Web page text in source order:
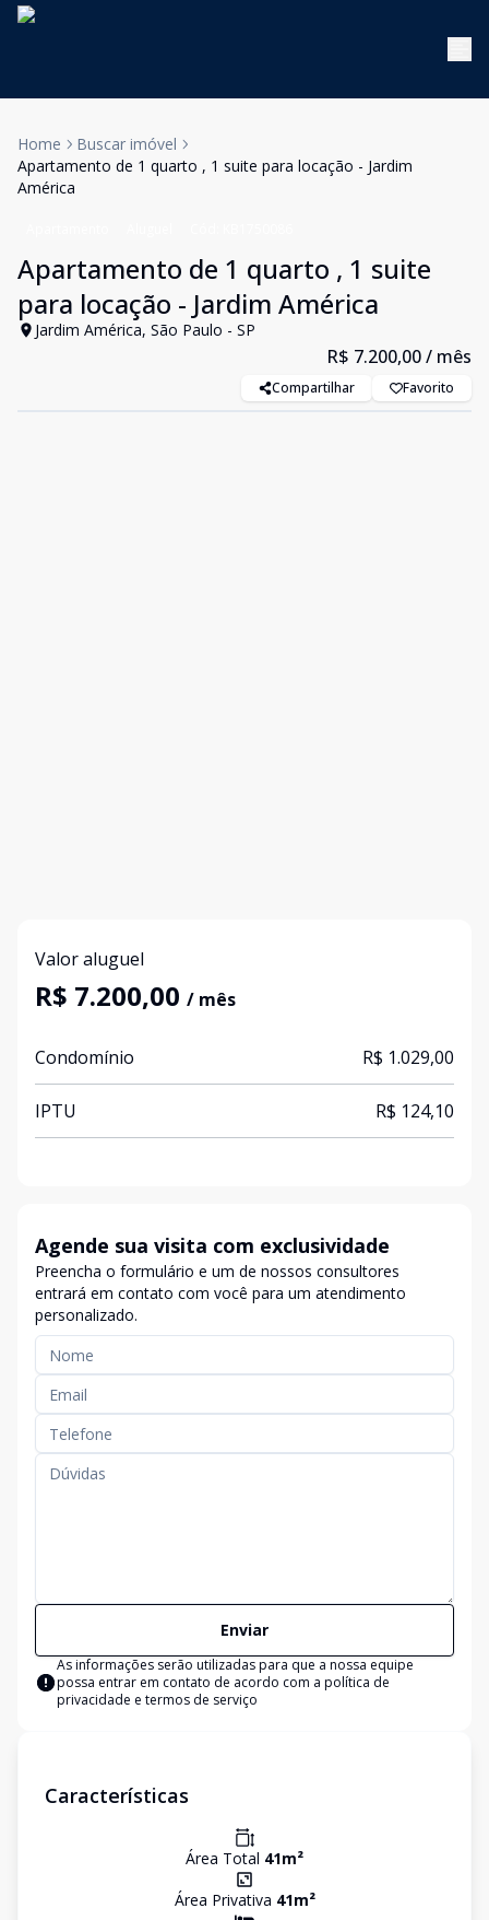
Home
Buscar imóvel
Apartamento de 1 quarto , 1 suite para locação - Jardim
América
Apartamento de 1 quarto , 1 suite
para locação - Jardim América
Jardim América, São Paulo - SP
R$ 7.200,00/ mês
Compartilhar Favorito
Valor aluguel
R$ 7.200,00 / mês
Condomínio R$ 1.029,00
IPTU R$ 124,10
Agende sua visita com exclusividade
Preencha o formulário e um de nossos consultores
entrará em contato com você para um atendimento
personalizado.
Enviar
As informações serão utilizadas para que a nossa equipe
possa entrar em contato de acordo com a política de
privacidade e termos de serviço
Características
Área Total 41m²
Área Privativa 41m²